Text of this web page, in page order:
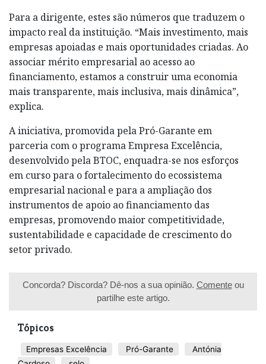
Para a dirigente, estes são números que traduzem o
impacto real da instituição. “Mais investimento, mais
empresas apoiadas e mais oportunidades criadas. Ao
associar mérito empresarial ao acesso ao
financiamento, estamos a construir uma economia
mais transparente, mais inclusiva, mais dinâmica”,
explica.
A iniciativa, promovida pela Pró-Garante em
parceria com o programa Empresa Excelência,
desenvolvido pela BTOC, enquadra-se nos esforços
em curso para o fortalecimento do ecossistema
empresarial nacional e para a ampliação dos
instrumentos de apoio ao financiamento das
empresas, promovendo maior competitividade,
sustentabilidade e capacidade de crescimento do
setor privado.
Concorda? Discorda? Dê-nos a sua opinião. Comenteou
partilhe este artigo.
Tópicos
Empresas Excelência Pró-Garante
Antónia